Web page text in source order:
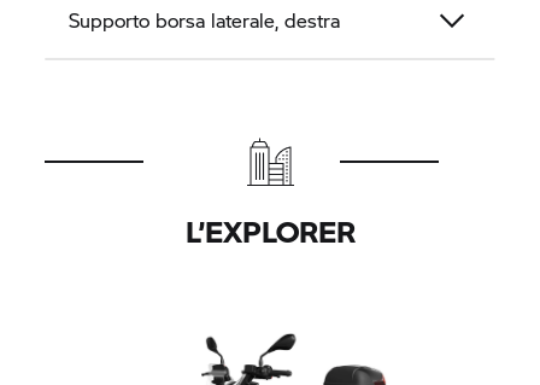
Supporto borsa laterale, destra
L’EXPLORER